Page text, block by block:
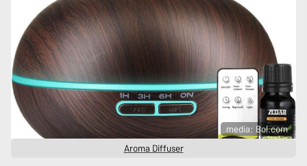
media: Bol.com
Aroma Diffuser